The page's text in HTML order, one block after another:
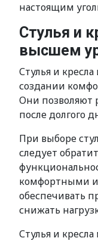
настоящим
Стулья и
высшем
Стулья и
создании
Они позволяют
после долгого
При выборе
следует
комфортными
обеспечивать
снижать
Стулья и